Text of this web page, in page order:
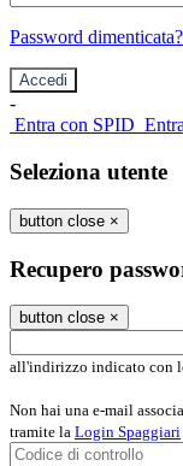
Password dimenticata?
-
Entra con SPID
Seleziona utente
button close ×
Recupero
button close ×
all'indirizzo indicato con
Non hai una e-mail
tramite la Login Spaggiari